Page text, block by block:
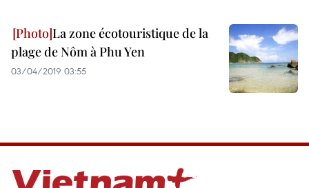
La zone écotouristique de la
plage de Nôm à Phu Yen
03/04/2019 03:55